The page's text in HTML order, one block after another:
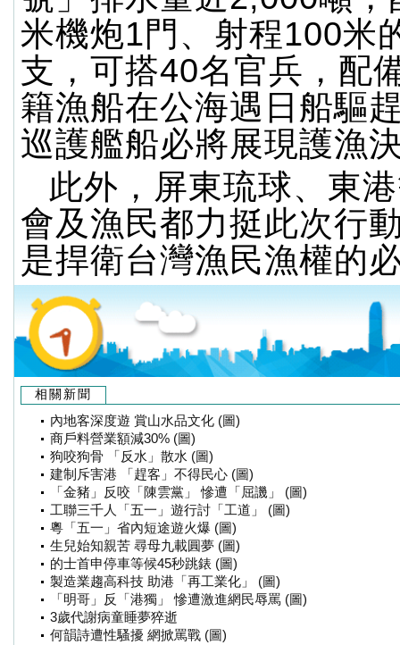
米機炮1門、射程100米
支，可搭40名官兵，配
籍漁船在公海遇日船驅
巡護艦船必將展現護漁
此外，屏東琉球、東
會及漁民都力挺此次行
是捍衛台灣漁民漁權的
相關新聞
內地客深度遊 賞山水品文化 (圖)
商戶料營業額減30% (圖)
狗咬狗骨 「反水」散水 (圖)
建制斥害港 「趕客」不得民心 (圖)
「金豬」反咬「陳雲黨」 慘遭「屈譏」 (圖)
工聯三千人「五一」遊行討「工道」 (圖)
粵「五一」省內短途遊火爆 (圖)
生兒始知親苦 尋母九載圓夢 (圖)
的士首申停車等候45秒跳錶 (圖)
製造業趨高科技 助港「再工業化」 (圖)
「明哥」反「港獨」 慘遭激進網民辱罵 (圖)
3歲代謝病童睡夢猝逝
何韻詩遭性騷擾 網掀罵戰 (圖)